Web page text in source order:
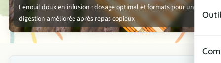
Fenouil doux en infusion : dosage optimal et formats pour une
digestion améliorée après repas copieux